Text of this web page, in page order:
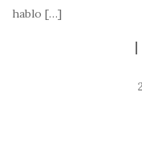
hablo […]